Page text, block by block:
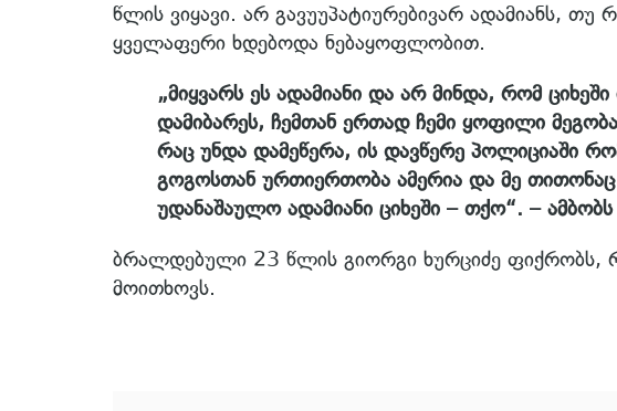
წლის ვიყავი. არ გავუუპატიურებივარ ადამიანს, თუ
ყველაფერი ხდებოდა ნებაყოფლობით.
„მიყვარს ეს ადამიანი და არ მინდა, რომ
დამიბარეს, ჩემთან ერთად ჩემი ყოფილი
რაც უნდა დამეწერა, ის დავწერე პოლიციაში
გოგოსთან ურთიერთობა ამერია და მე
უდანაშაულო ადამიანი ციხეში – თქო“. –
ბრალდებული 23 წლის გიორგი ხურციძე ფიქრობს,
მოითხოვს.